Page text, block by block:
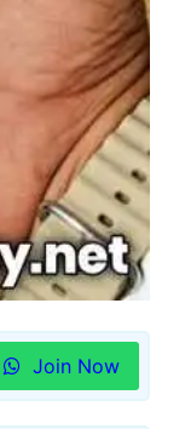
Join Now